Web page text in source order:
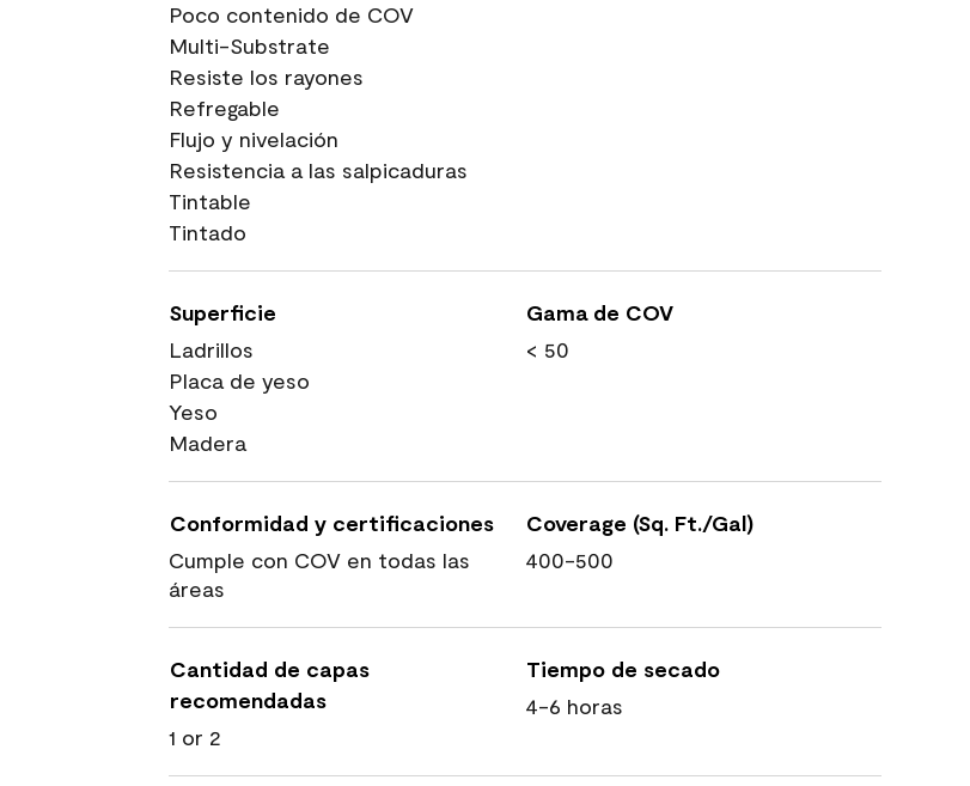
Poco contenido de COV
Multi-Substrate
Resiste los rayones
Refregable
Flujo y nivelación
Resistencia a las salpicaduras
Tintable
Tintado
Superficie
Ladrillos
Placa de yeso
Yeso
Madera
Gama de COV
< 50
Conformidad y certificaciones
Cumple con COV en todas las
áreas
Coverage (Sq. Ft./Gal)
400-500
Cantidad de capas
recomendadas
1 or 2
Tiempo de secado
4-6 horas